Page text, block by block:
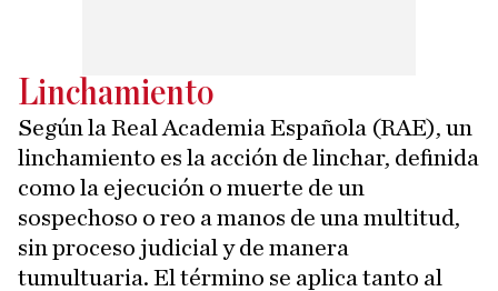
Linchamiento
Según la Real Academia Española (RAE), un
linchamiento es la acción de linchar, definida
como la ejecución o muerte de un
sospechoso o reo a manos de una multitud,
sin proceso judicial y de manera
tumultuaria. El término se aplica tanto al